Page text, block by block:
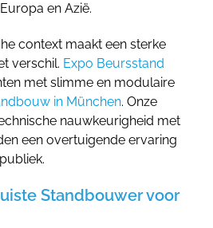
en Azië.
context maakt een sterke
verschil. Expo Beursstand
met slimme en modulaire
in München. Onze
nauwkeurigheid met
een overtuigende ervaring
Standbouwer voor